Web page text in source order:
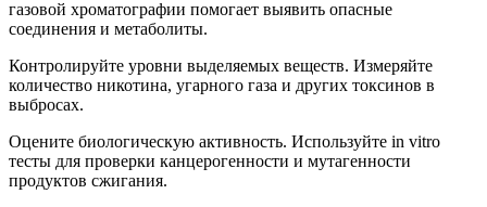
газовой хроматографии помогает выявить опасные
соединения и метаболиты.
Контролируйте уровни выделяемых веществ. Измеряйте
количество никотина, угарного газа и других токсинов в
выбросах.
Оцените биологическую активность. Используйте in vitro
тесты для проверки канцерогенности и мутагенности
продуктов сжигания.